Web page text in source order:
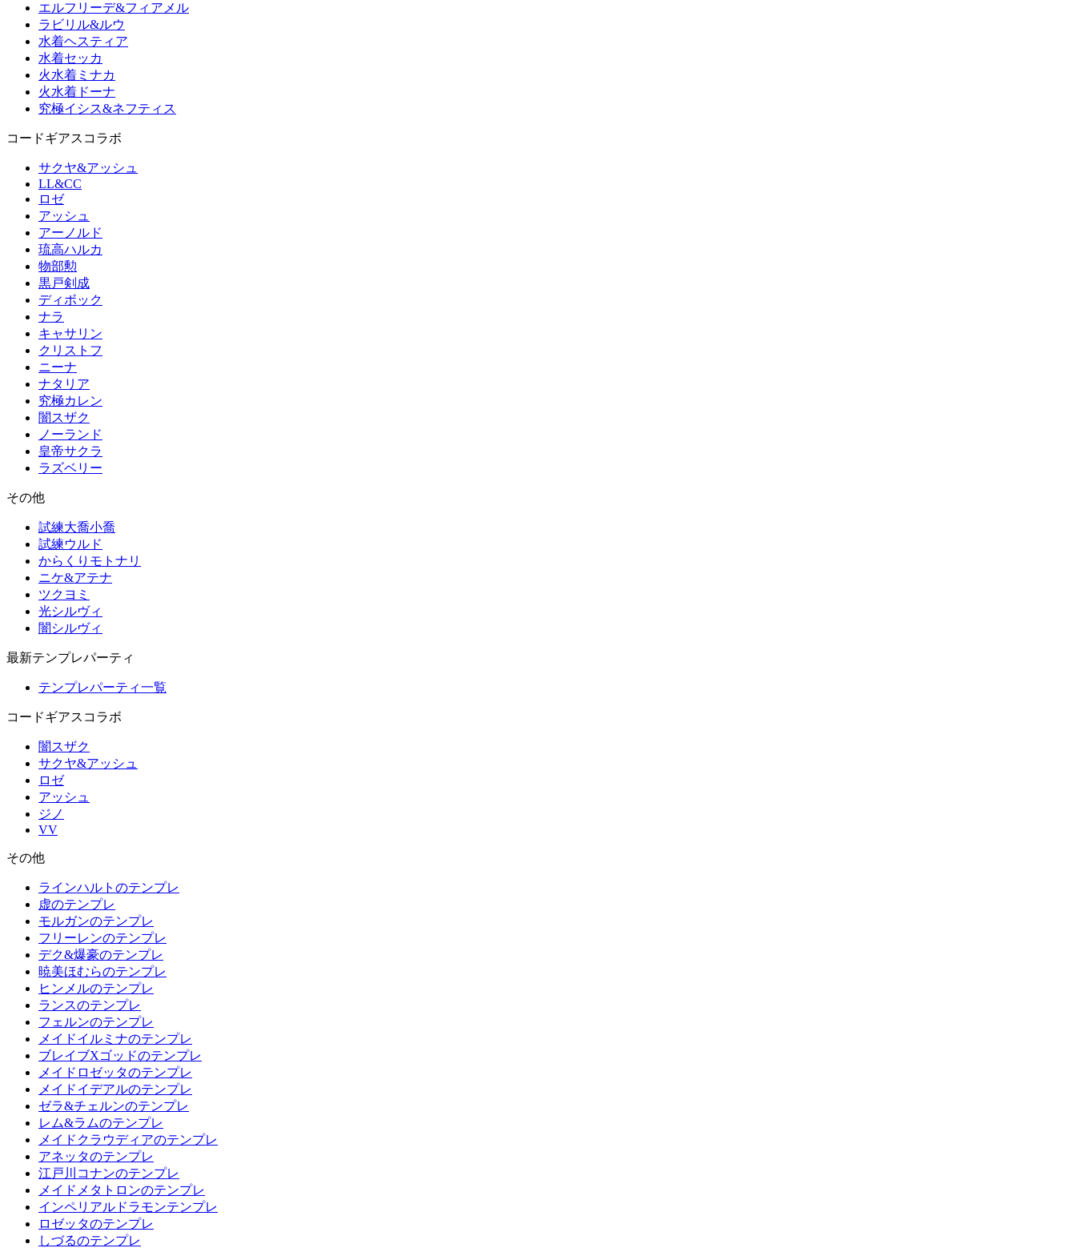
エルフリーデ&フィアメル
ラビリル&ルウ
水着ヘスティア
水着セッカ
火水着ミナカ
火水着ドーナ
究極イシス&ネフティス
コードギアスコラボ
サクヤ&アッシュ
LL&CC
ロゼ
アッシュ
アーノルド
琉高ハルカ
物部勲
黒戸剣成
ディボック
ナラ
キャサリン
クリストフ
ニーナ
ナタリア
究極カレン
闇スザク
ノーランド
皇帝サクラ
ラズベリー
その他
試練大喬小喬
試練ウルド
からくりモトナリ
ニケ&アテナ
ツクヨミ
光シルヴィ
闇シルヴィ
最新テンプレパーティ
テンプレパーティ一覧
コードギアスコラボ
闇スザク
サクヤ&アッシュ
ロゼ
アッシュ
ジノ
VV
その他
ラインハルトのテンプレ
虚のテンプレ
モルガンのテンプレ
フリーレンのテンプレ
デク&爆豪のテンプレ
暁美ほむらのテンプレ
ヒンメルのテンプレ
ランスのテンプレ
フェルンのテンプレ
メイドイルミナのテンプレ
ブレイブXゴッドのテンプレ
メイドロゼッタのテンプレ
メイドイデアルのテンプレ
ゼラ&チェルンのテンプレ
レム&ラムのテンプレ
メイドクラウディアのテンプレ
アネッタのテンプレ
江戸川コナンのテンプレ
メイドメタトロンのテンプレ
インペリアルドラモンテンプレ
ロゼッタのテンプレ
しづるのテンプレ